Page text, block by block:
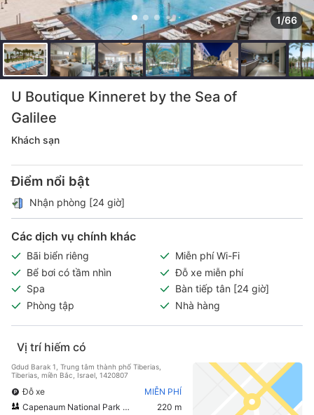
1/66
U Boutique Kinneret by the Sea of
Galilee
Khách sạn
Điểm nổi bật
Nhận phòng [24 giờ]
Các dịch vụ chính khác
Bãi biển riêng
Miễn phí Wi-Fi
Bể bơi có tầm nhìn
Đỗ xe miễn phí
Spa
Bàn tiếp tân [24 giờ]
Phòng tập
Nhà hàng
Vị trí hiếm có
Gdud Barak 1, Trung tâm thành phố Tiberias,
Tiberias, miền Bắc, Israel, 1420807
Đỗ xe
MIỄN PHÍ
Capenaum National Park (Kfar Nahum)
220 m